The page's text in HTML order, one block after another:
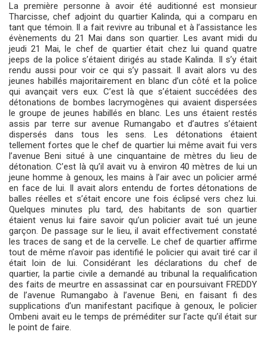
La première personne à avoir été auditionné est monsieur
Tharcisse, chef adjoint du quartier Kalinda, qui a comparu en
tant que témoin. Il a fait revivre au tribunal et à l’assistance les
évènements du 21 Mai dans son quartier. Les avant midi du
jeudi 21 Mai, le chef de quartier était chez lui quand quatre
jeeps de la police s’étaient dirigés au stade Kalinda. Il s’y était
rendu aussi pour voir ce qui s’y passait. Il avait alors vu des
jeunes habillés majoritairement en blanc d’un côté et la police
qui avançait vers eux. C’est là que s’étaient succédées des
détonations de bombes lacrymogènes qui avaient dispersées
le groupe de jeunes habillés en blanc. Les uns étaient restés
assis par terre sur avenue Rumangabo et d’autres s’étaient
dispersés dans tous les sens. Les détonations étaient
tellement fortes que le chef de quartier lui même avait fui vers
l’avenue Beni situé à une cinquantaine de mètres du lieu de
détonation. C’est là qu’il avait vu à environ 40 mètres de lui un
jeune homme à genoux, les mains à l’air avec un policier armé
en face de lui. Il avait alors entendu de fortes détonations de
balles réelles et s’était encore une fois éclipsé vers chez lui.
Quelques minutes plu tard, des habitants de son quartier
étaient venus lui faire savoir qu’un policier avait tué un jeune
garçon. De passage sur le lieu, il avait effectivement constaté
les traces de sang et de la cervelle. Le chef de quartier affirme
tout de même n’avoir pas identifié le policier qui avait tiré car il
était loin de lui. Considérant les déclarations du chef de
quartier, la partie civile a demandé au tribunal la requalification
des faits de meurtre en assassinat car en poursuivant FREDDY
de l’avenue Rumangabo à l’avenue Beni, en faisant fi des
supplications d’un manifestant pacifique à genoux, le policier
Ombeni avait eu le temps de préméditer sur l’acte qu’il était sur
le point de faire.